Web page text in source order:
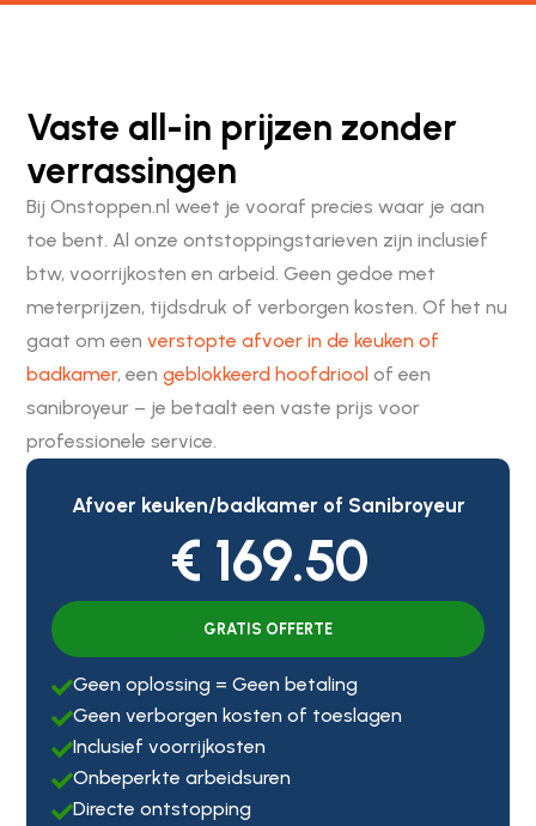
Vaste all-in prijzen zonder
verrassingen
Bij Onstoppen.nl weet je vooraf precies waar je aan
toe bent. Al onze ontstoppingstarieven zijn inclusief
btw, voorrijkosten en arbeid. Geen gedoe met
meterprijzen, tijdsdruk of verborgen kosten. Of het nu
gaat om eenverstopte afvoer in de keuken of
badkamer, eengeblokkeerd hoofdriool of een
sanibroyeur – je betaalt een vaste prijs voor
professionele service.
Afvoer keuken/badkamer of Sanibroyeur
€ 169.50
GRATIS OFFERTE
Geen oplossing = Geen betaling
Geen verborgen kosten of toeslagen
Inclusief voorrijkosten
Onbeperkte arbeidsuren
Directe ontstopping